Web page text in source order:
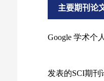
主要期刊论